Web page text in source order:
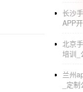
是国
的app商
功开辟
日历，
开发 的到
定制制
长沙
APP
北京
培训_
兰州
_定